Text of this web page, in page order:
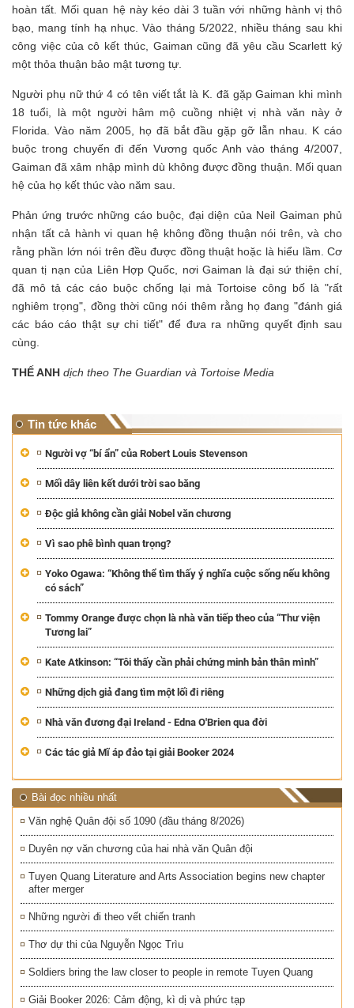
hoàn tất. Mối quan hệ này kéo dài 3 tuần với những hành vị thô
bạo, mang tính hạ nhục. Vào tháng 5/2022, nhiều tháng sau khi
công việc của cô kết thúc, Gaiman cũng đã yêu cầu Scarlett ký
một thỏa thuận bảo mật tương tự.
Người phụ nữ thứ 4 có tên viết tắt là K. đã gặp Gaiman khi mình
18 tuổi, là một người hâm mộ cuồng nhiệt vị nhà văn này ở
Florida. Vào năm 2005, họ đã bắt đầu gặp gỡ lẫn nhau. K cáo
buộc trong chuyến đi đến Vương quốc Anh vào tháng 4/2007,
Gaiman đã xâm nhập mình dù không được đồng thuận. Mối quan
hệ của họ kết thúc vào năm sau.
Phản ứng trước những cáo buộc, đại diện của Neil Gaiman phủ
nhận tất cả hành vi quan hệ không đồng thuận nói trên, và cho
rằng phần lớn nói trên đều được đồng thuật hoặc là hiểu lầm. Cơ
quan tị nạn của Liên Hợp Quốc, nơi Gaiman là đại sứ thiện chí,
đã mô tả các cáo buộc chống lại mà Tortoise công bố là "rất
nghiêm trọng", đồng thời cũng nói thêm rằng họ đang "đánh giá
các báo cáo thật sự chi tiết" để đưa ra những quyết định sau
cùng.
THẾ ANH dịch theo The Guardian và Tortoise Media
Tin tức khác
Người vợ “bí ẩn” của Robert Louis Stevenson
Mối dây liên kết dưới trời sao băng
Độc giả không cần giải Nobel văn chương
Vì sao phê bình quan trọng?
Yoko Ogawa: “Không thể tìm thấy ý nghĩa cuộc sống nếu không
có sách”
Tommy Orange được chọn là nhà văn tiếp theo của “Thư viện
Tương lai”
Kate Atkinson: “Tôi thấy cần phải chứng minh bản thân mình”
Những dịch giả đang tìm một lối đi riêng
Nhà văn đương đại Ireland - Edna O'Brien qua đời
Các tác giả Mĩ áp đảo tại giải Booker 2024
Bài đọc nhiều nhất
Văn nghệ Quân đội số 1090 (đầu tháng 8/2026)
Duyên nợ văn chương của hai nhà văn Quân đội
Tuyen Quang Literature and Arts Association begins new chapter
after merger
Những người đi theo vết chiến tranh
Thơ dự thi của Nguyễn Ngọc Trìu
Soldiers bring the law closer to people in remote Tuyen Quang
Giải Booker 2026: Cảm động, kì dị và phức tạp